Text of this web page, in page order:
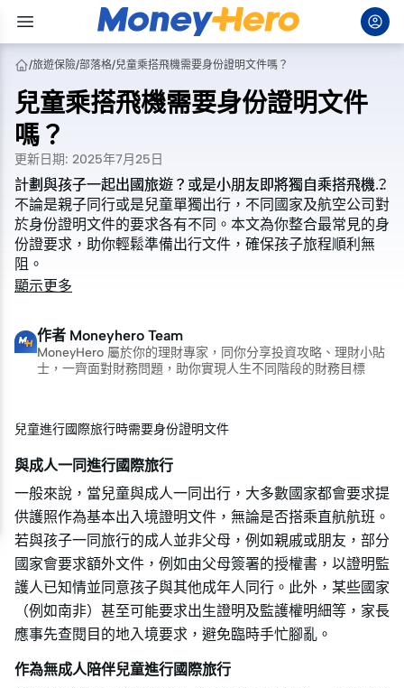
/旅遊保險/部落格/兒童乘搭飛機需要身份證明文件嗎？
兒童乘搭飛機需要身份證明文件
嗎？
更新日期: 2025年7月25日
計劃與孩子一起出國旅遊？或是小朋友即將獨自乘搭飛機？
不論是親子同行或是兒童單獨出行，不同國家及航空公司對
於身份證明文件的要求各有不同。本文為你整合最常見的身
份證要求，助你輕鬆準備出行文件，確保孩子旅程順利無
阻。
計劃與孩子一起出國旅遊？或是小朋友即將獨自乘搭飛機？
不論是親子同行或是兒童單獨出行，不同國家及航空公司對
於身份證明文件的要求各有不同。本文為你整合最常見的身
份證要求，助你輕鬆準備出行文件，確保孩子旅程順利無
阻。
顯示更多
作者 Moneyhero Team
MoneyHero 屬於你的理財專家，同你分享投資攻略、理財小貼
士，一齊面對財務問題，助你實現人生不同階段的財務目標
兒童進行國際旅行時需要身份證明文件
與成人一同進行國際旅行
一般來說，當兒童與成人一同出行，大多數國家都會要求提
供護照作為基本出入境證明文件，無論是否搭乘直航航班。
若與孩子一同旅行的成人並非父母，例如親戚或朋友，部分
國家會要求額外文件，例如由父母簽署的授權書，以證明監
護人已知情並同意孩子與其他成年人同行。此外，某些國家
（例如南非）甚至可能要求出生證明及監護權明細等，家長
應事先查閱目的地入境要求，避免臨時手忙腳亂。
作為無成人陪伴兒童進行國際旅行